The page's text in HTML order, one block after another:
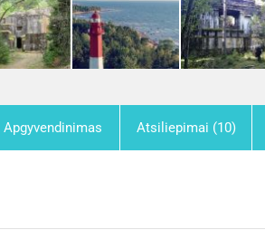
Apgyvendinimas Atsiliepimai (10)